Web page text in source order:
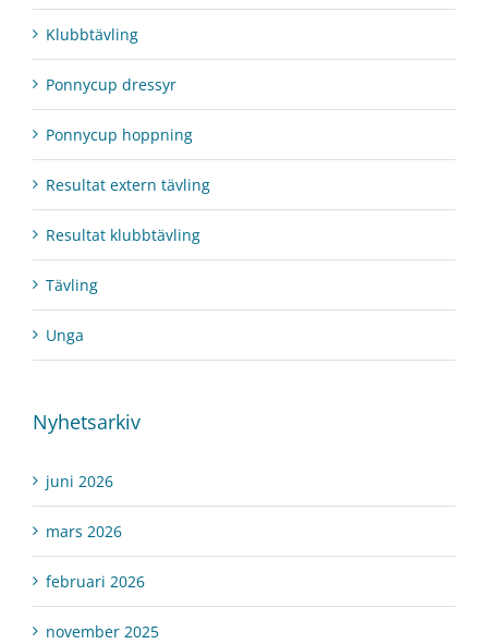
Klubbtävling
Ponnycup dressyr
Ponnycup hoppning
Resultat extern tävling
Resultat klubbtävling
Tävling
Unga
Nyhetsarkiv
juni 2026
mars 2026
februari 2026
november 2025